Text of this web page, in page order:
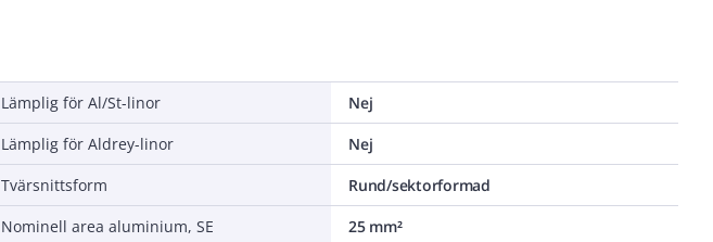
Lämplig för Al/St-linor
Nej
Lämplig för Aldrey-linor
Nej
Tvärsnittsform
Rund/sektorformad
Nominell area aluminium, SE
25 mm²